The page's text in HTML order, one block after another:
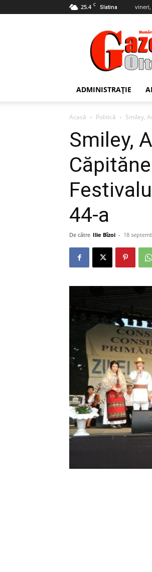
25.4 C Slatina vineri,
ADMINISTRAȚIE
Acasă Politică Smiley,
Smiley,
44-a
De către Ilie Bîzoi - 18